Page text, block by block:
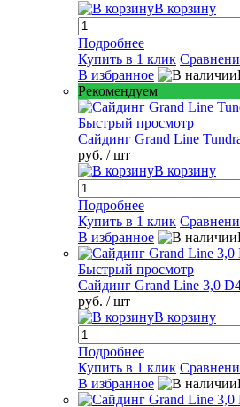
В корзину
Подробнее
Купить в 1 клик
В избранное
Рекомендуем
Быстрый просмотр
Сайдинг Grand Line
руб. / шт
В корзину
Подробнее
Купить в 1 клик
В избранное
Быстрый просмотр
Сайдинг Grand Line 3,0
руб. / шт
В корзину
Подробнее
Купить в 1 клик
В избранное